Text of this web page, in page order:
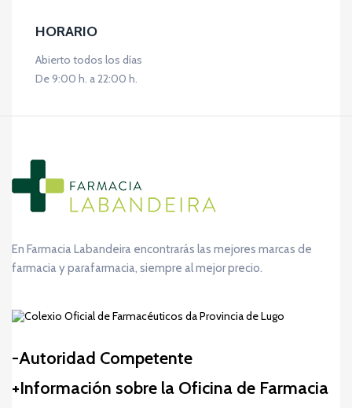
HORARIO
Abierto todos los días
De 9:00 h. a 22:00 h.
En Farmacia Labandeira encontrarás las mejores marcas de
farmacia y parafarmacia, siempre al mejor precio.
Autoridad Competente
Información sobre la Oficina de Farmacia